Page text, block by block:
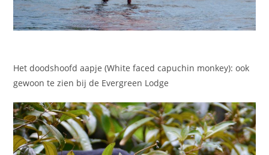
Het doodshoofd aapje (White faced capuchin monkey): ook
gewoon te zien bij de Evergreen Lodge